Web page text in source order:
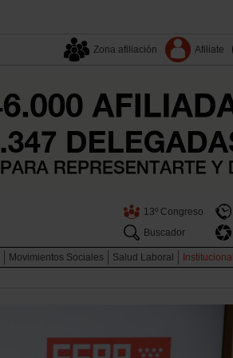
Zona afiliación Afiliate
13º Congreso
Buscador
Movimientos Sociales Salud Laboral Institucional